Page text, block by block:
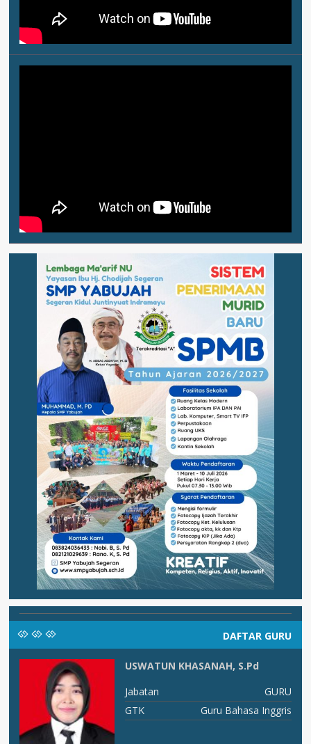
DAFTAR GURU
USWATUN KHASANAH, S.Pd
Jabatan
GURU
GTK
Guru Bahasa Inggris